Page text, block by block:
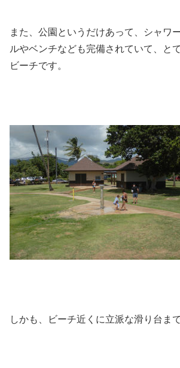
また、公園というだけあって、シャワ
ルやベンチなども完備されていて、と
ビーチです。
しかも、ビーチ近くに立派な滑り台ま